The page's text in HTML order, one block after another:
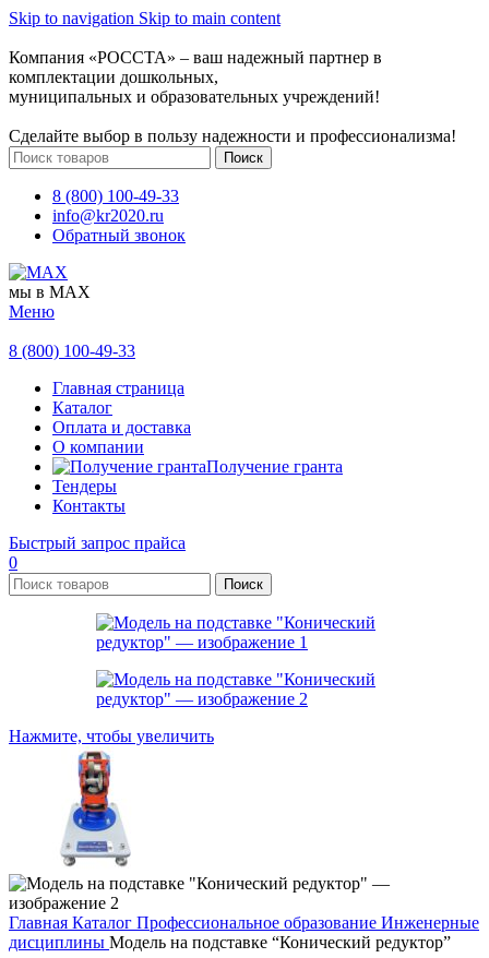
Skip to navigation Skip to main content
Компания «РОССТА» – ваш надежный партнер в
комплектации дошкольных,
муниципальных и образовательных учреждений!
Сделайте выбор в пользу надежности и профессионализма!
Поиск
8 (800) 100-49-33
info@kr2020.ru
Обратный звонок
мы в MAX
Меню
8 (800) 100-49-33
Главная страница
Каталог
Оплата и доставка
О компании
Получение гранта
Тендеры
Контакты
Быстрый запрос прайса
0
Поиск
Нажмите, чтобы увеличить
Главная Каталог Профессиональное образование Инженерные
дисциплины Модель на подставке “Конический редуктор”